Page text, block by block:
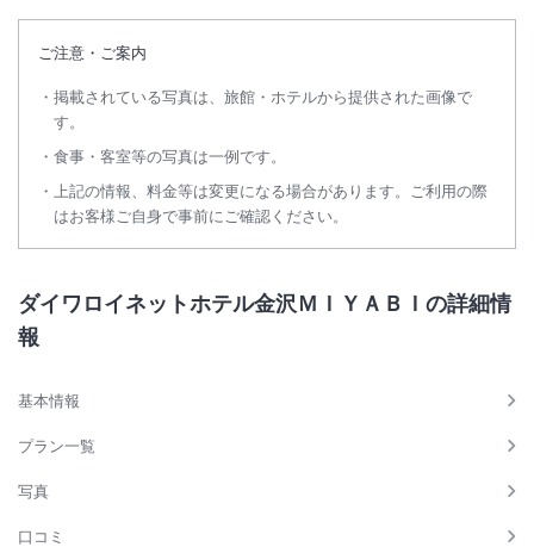
ご注意・ご案内
掲載されている写真は、旅館・ホテルから提供された画像で
す。
食事・客室等の写真は一例です。
上記の情報、料金等は変更になる場合があります。ご利用の際
はお客様ご自身で事前にご確認ください。
ダイワロイネットホテル金沢ＭＩＹＡＢＩの詳細情
報
基本情報
プラン一覧
写真
口コミ